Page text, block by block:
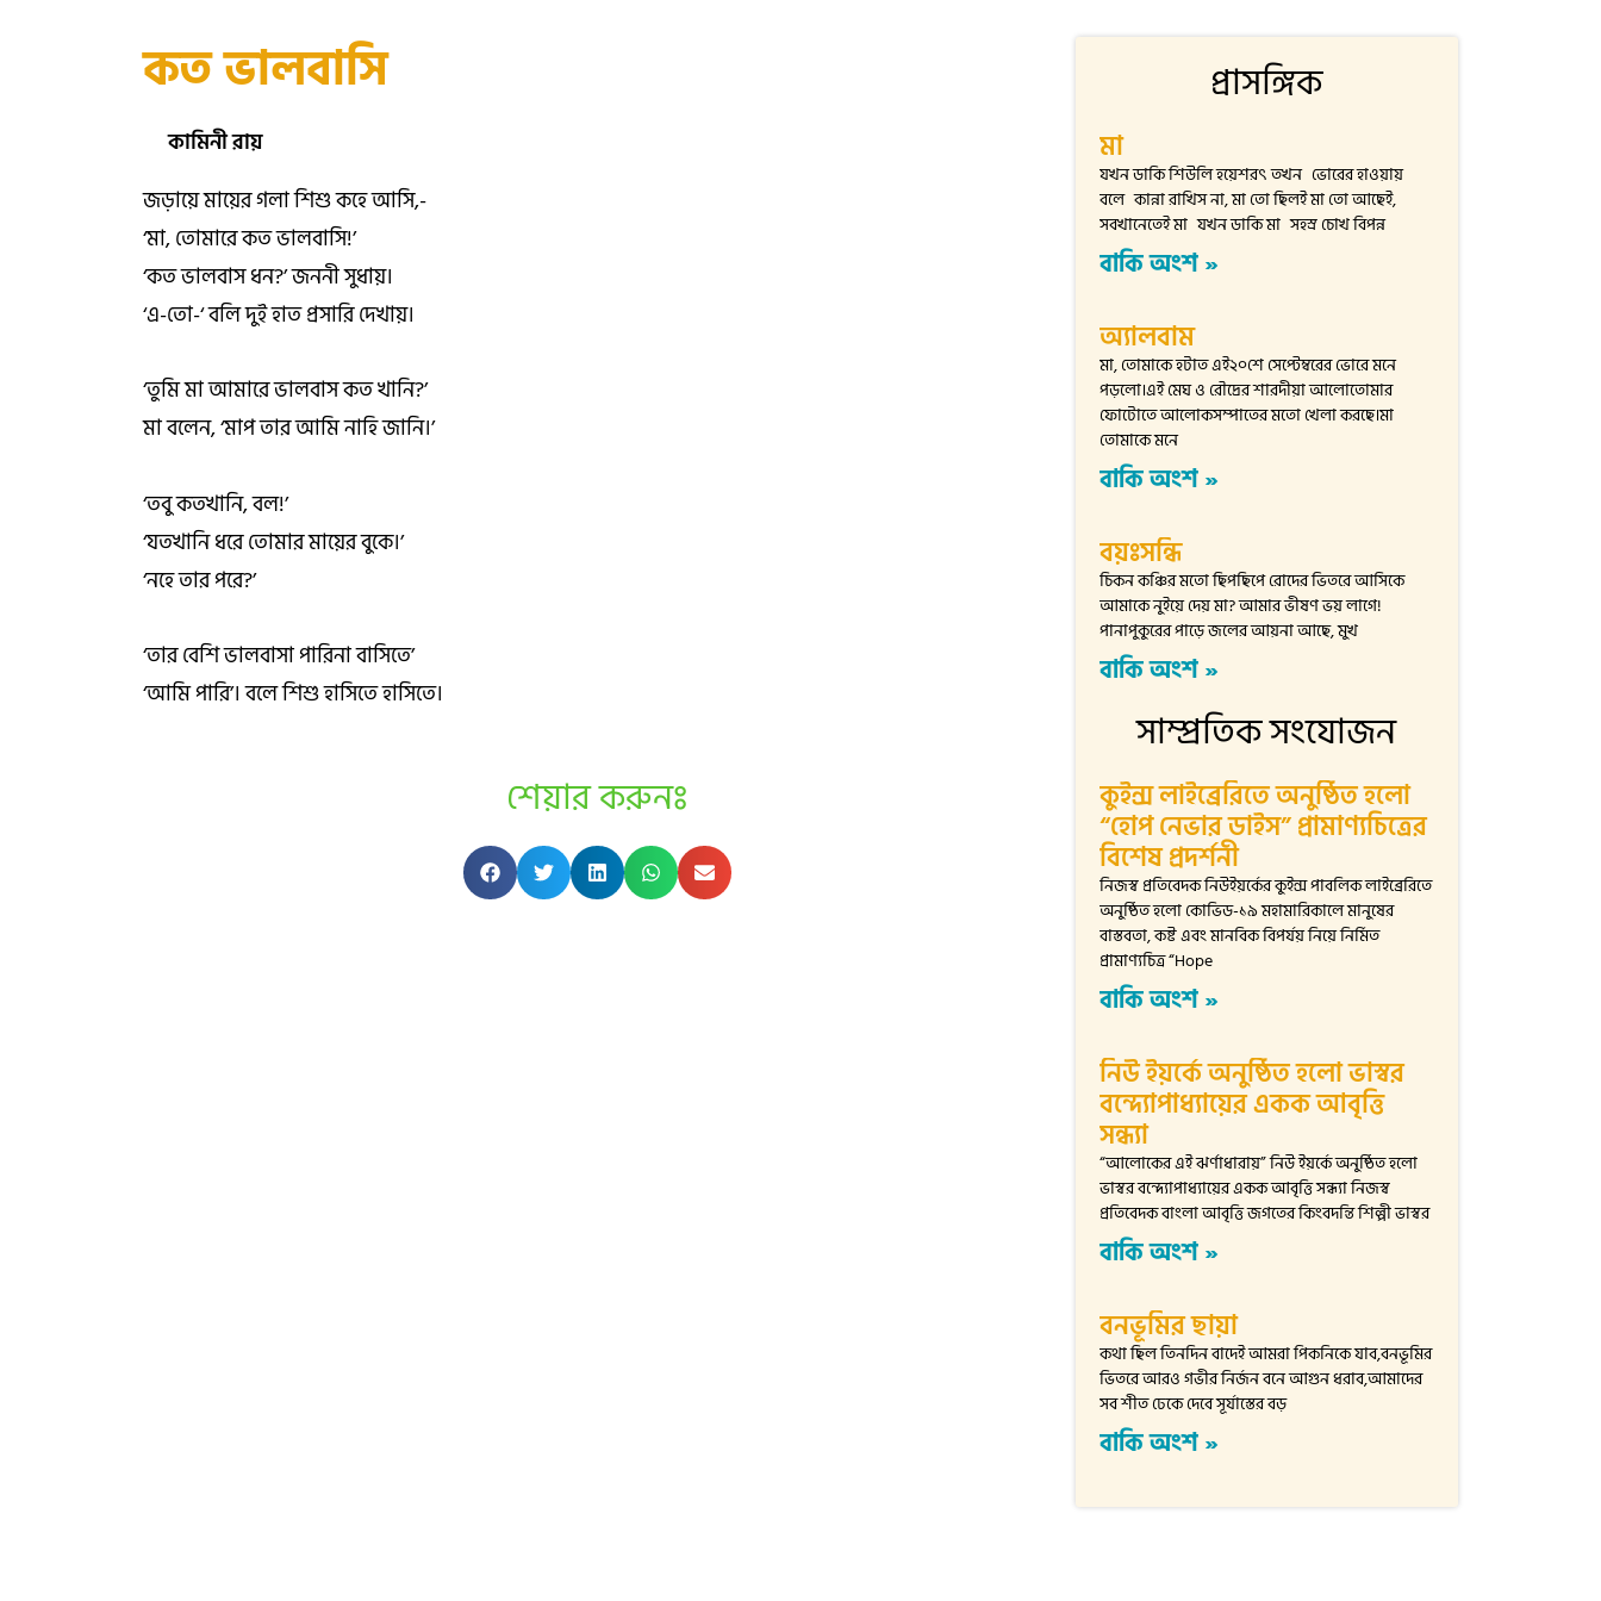
কত ভালবাসি
কামিনী রায়
জড়ায়ে মায়ের গলা শিশু কহে আসি,-
‘মা, তোমারে কত ভালবাসি!’
‘কত ভালবাস ধন?’ জননী সুধায়।
‘এ-তো-‘ বলি দুই হাত প্রসারি দেখায়।
‘তুমি মা আমারে ভালবাস কত খানি?’
মা বলেন, ‘মাপ তার আমি নাহি জানি।’
‘তবু কতখানি, বল!’
‘যতখানি ধরে তোমার মায়ের বুকে।’
‘নহে তার পরে?’
‘তার বেশি ভালবাসা পারিনা বাসিতে’
‘আমি পারি’। বলে শিশু হাসিতে হাসিতে।
শেয়ার করুনঃ
প্রাসঙ্গিক
মা
যখন ডাকি শিউলি হয়েশরৎ তখন ভোরের হাওয়ায়
বলে কান্না রাখিস না, মা তো ছিলই মা তো আছেই,
সবখানেতেই মা যখন ডাকি মা সহস্র চোখ বিপন্ন
বাকি অংশ »
অ্যালবাম
মা, তোমাকে হটাত এই২০শে সেপ্টেম্বরের ভোরে মনে
পড়লো।এই মেঘ ও রৌদ্রের শারদীয়া আলোতোমার
ফোটোতে আলোকসম্পাতের মতো খেলা করছে।মা
তোমাকে মনে
বাকি অংশ »
বয়ঃসন্ধি
চিকন কঞ্চির মতো ছিপছিপে রোদের ভিতরে আসিকে
আমাকে নুইয়ে দেয় মা? আমার ভীষণ ভয় লাগে!
পানাপুকুরের পাড়ে জলের আয়না আছে, মুখ
বাকি অংশ »
সাম্প্রতিক সংযোজন
কুইন্স লাইব্রেরিতে অনুষ্ঠিত হলো
“হোপ নেভার ডাইস” প্রামাণ্যচিত্রের
বিশেষ প্রদর্শনী
নিজস্ব প্রতিবেদক নিউইয়র্কের কুইন্স পাবলিক লাইব্রেরিতে
অনুষ্ঠিত হলো কোভিড-১৯ মহামারিকালে মানুষের
বাস্তবতা, কষ্ট এবং মানবিক বিপর্যয় নিয়ে নির্মিত
প্রামাণ্যচিত্র “Hope
বাকি অংশ »
নিউ ইয়র্কে অনুষ্ঠিত হলো ভাস্বর
বন্দ্যোপাধ্যায়ের একক আবৃত্তি
সন্ধ্যা
“আলোকের এই ঝর্ণাধারায়” নিউ ইয়র্কে অনুষ্ঠিত হলো
ভাস্বর বন্দ্যোপাধ্যায়ের একক আবৃত্তি সন্ধ্যা নিজস্ব
প্রতিবেদক বাংলা আবৃত্তি জগতের কিংবদন্তি শিল্পী ভাস্বর
বাকি অংশ »
বনভূমির ছায়া
কথা ছিল তিনদিন বাদেই আমরা পিকনিকে যাব,বনভূমির
ভিতরে আরও গভীর নির্জন বনে আগুন ধরাব,আমাদের
সব শীত ঢেকে দেবে সূর্যাস্তের বড়
বাকি অংশ »